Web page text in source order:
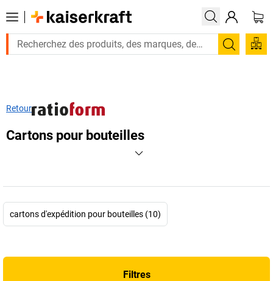
Retour
Cartons pour bouteilles
cartons d'expédition pour bouteilles (10)
Filtres